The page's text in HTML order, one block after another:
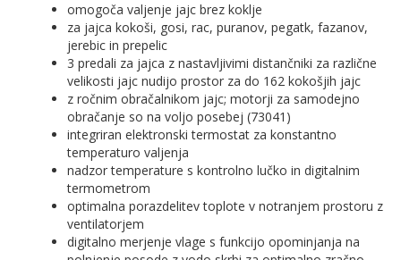
omogoča valjenje jajc brez koklje
za jajca kokoši, gosi, rac, puranov, pegatk, fazanov,
jerebic in prepelic
3 predali za jajca z nastavljivimi distančniki za različne
velikosti jajc nudijo prostor za do 162 kokošjih jajc
z ročnim obračalnikom jajc; motorji za samodejno
obračanje so na voljo posebej (73041)
integriran elektronski termostat za konstantno
temperaturo valjenja
nadzor temperature s kontrolno lučko in digitalnim
termometrom
optimalna porazdelitev toplote v notranjem prostoru z
ventilatorjem
digitalno merjenje vlage s funkcijo opominjanja na